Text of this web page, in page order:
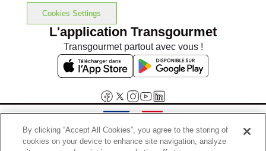
Cookies Settings
L'application Transgourmet
Transgourmet partout avec vous !
By clicking “Accept All Cookies”, you agree to the storing of
cookies on your device to enhance site navigation, analyze